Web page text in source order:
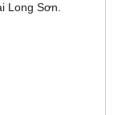
Long Sơn.